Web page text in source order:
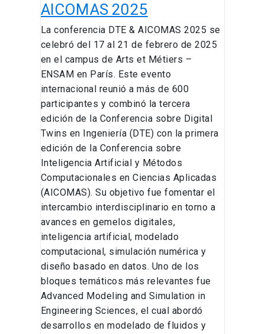
AICOMAS 2025
La conferencia DTE & AICOMAS 2025 se
celebró del 17 al 21 de febrero de 2025
en el campus de Arts et Métiers –
ENSAM en París. Este evento
internacional reunió a más de 600
participantes y combinó la tercera
edición de la Conferencia sobre Digital
Twins en Ingeniería (DTE) con la primera
edición de la Conferencia sobre
Inteligencia Artificial y Métodos
Computacionales en Ciencias Aplicadas
(AICOMAS). Su objetivo fue fomentar el
intercambio interdisciplinario en torno a
avances en gemelos digitales,
inteligencia artificial, modelado
computacional, simulación numérica y
diseño basado en datos. Uno de los
bloques temáticos más relevantes fue
Advanced Modeling and Simulation in
Engineering Sciences, el cual abordó
desarrollos en modelado de fluidos y